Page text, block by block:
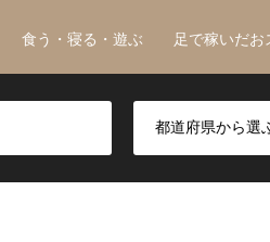
食う・寝る・遊ぶ 足で稼いだお